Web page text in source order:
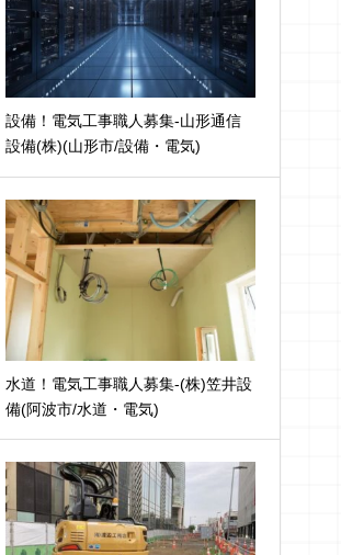
設備！電気工事職人募集-山形通信
設備(株)(山形市/設備・電気)
水道！電気工事職人募集-(株)笠井設
備(阿波市/水道・電気)